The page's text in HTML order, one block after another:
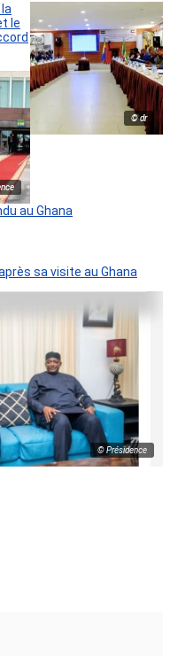
© dr
le
au Ghana
sa visite au Ghana
© Présidence